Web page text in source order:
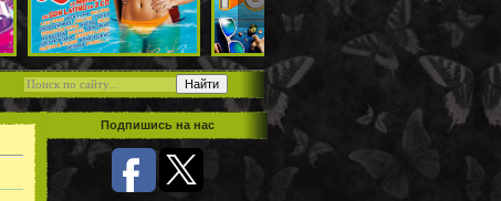
Подпишись на нас